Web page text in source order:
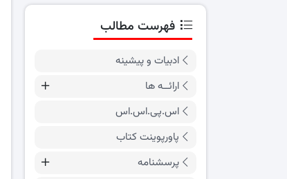
فهرست مطالب
ادبیات و پیشینه
ارائــه ها
اس.پی.اس.اس
پاورپوینت کتاب
پرسشنامه